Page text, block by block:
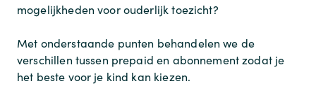
mogelijkheden voor ouderlijk toezicht?
Met onderstaande punten behandelen we de
verschillen tussen prepaid en abonnement zodat je
het beste voor je kind kan kiezen.